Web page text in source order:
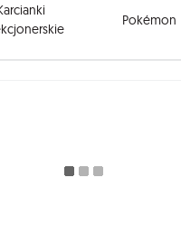
Pokémon